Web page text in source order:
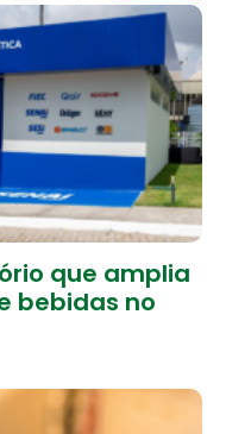
que amplia
bebidas no